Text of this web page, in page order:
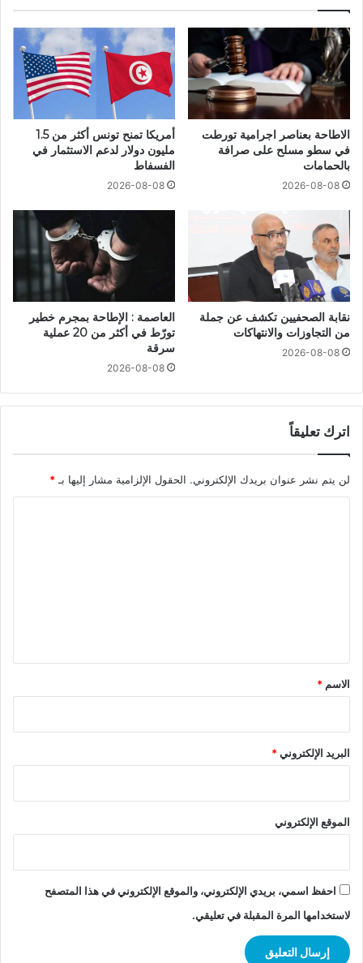
الاطاحة بعناصر اجرامية تورطت
في سطو مسلح على صرافة
بالحمامات
2026-08-08
أمريكا تمنح تونس أكثر من 1.5
مليون دولار لدعم الاستثمار في
الفسفاط
2026-08-08
نقابة الصحفيين تكشف عن جملة
من التجاوزات والانتهاكات
2026-08-08
العاصمة : الإطاحة بمجرم خطير
تورّط في أكثر من 20 عملية
سرقة
2026-08-08
اترك تعليقاً
لن يتم نشر عنوان بريدك الإلكتروني. الحقول الإلزامية مشار إليها بـ *
*
الاسم *
البريد الإلكتروني*
الموقع الإلكتروني
احفظ اسمي، بريدي الإلكتروني، والموقع الإلكتروني في هذا المتصفح
لاستخدامها المرة المقبلة في تعليقي.